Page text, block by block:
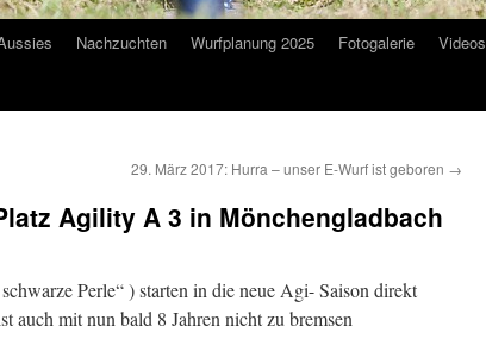
Nachzuchten Wurfplanung 2025 Fotogalerie Videos
29. März 2017: Hurra – unser E-Wurf ist geboren →
Agility A 3 in Mönchengladbach
Perle“ ) starten in die neue Agi- Saison direkt
auch mit nun bald 8 Jahren nicht zu bremsen